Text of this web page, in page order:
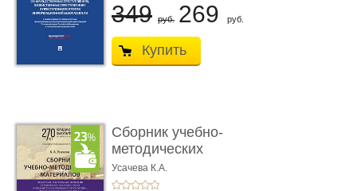
349 руб. 269 руб.
Купить
Сборник учебно-
методических
материалов по кур ...
Усачева К.А.